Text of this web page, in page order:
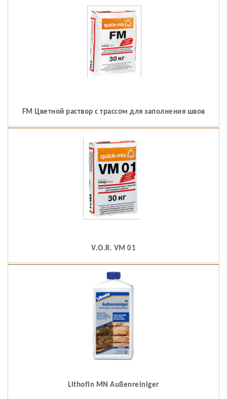
FM Цветной раствор с трассом для заполнения швов
V.O.R. VM 01
Lithofin MN Außenreiniger